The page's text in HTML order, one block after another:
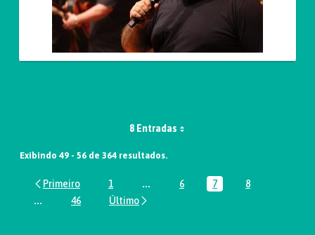
8 Entradas
Exibindo 49 - 56 de 364 resultados.
Página
1 ...Páginas intermediárias Usar ABA
Página
6 Página
7 Página
8
...Páginas intermediárias Usar ABA para navegar.
Página
46